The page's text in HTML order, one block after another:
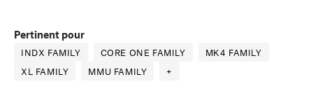
Pertinent pour
INDX FAMILY CORE ONE FAMILY
MK4 FAMILY
XL FAMILY
MMU FAMILY +